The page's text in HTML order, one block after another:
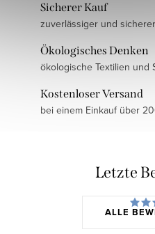
Sicherer Kauf
zuverlässiger und
Ökologisches Denken
ökologische Textilien und
Kostenloser Versand
bei einem Einkauf über
Letzte
ALLE